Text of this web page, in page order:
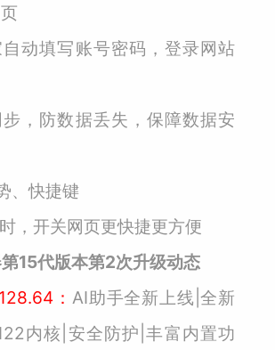
动填写账号密码，登录网站
，防数据丢失，保障数据安
、快捷键
，开关网页更快捷更方便
15代版本第2次升级动态
： AI助手全新上线|全新
内核|安全防护|丰富内置功